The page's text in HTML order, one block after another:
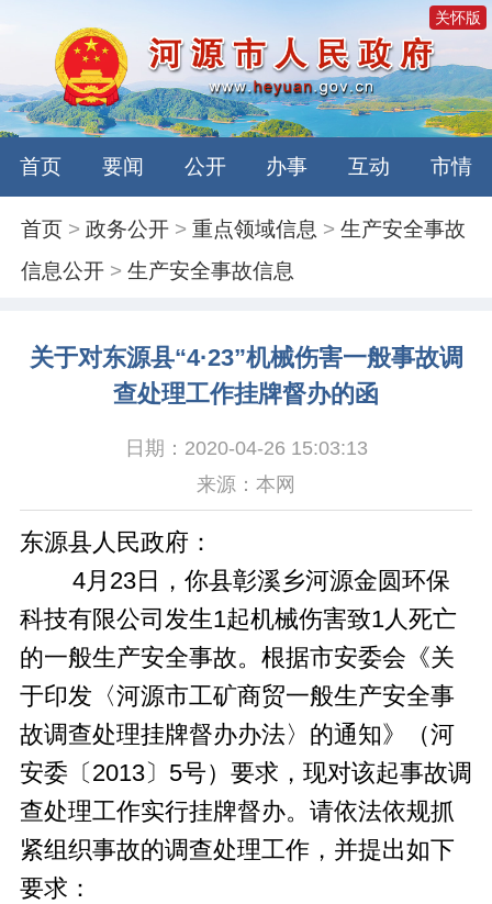
关怀版
首页 要闻 公开 办事 互动 市情
首页 >政务公开 >重点领域信息 >生产安全事故
信息公开 >生产安全事故信息
关于对东源县“4·23”机械伤害一般事故调
查处理工作挂牌督办的函
日期：2020-04-26 15:03:13
来源：本网
东源县人民政府：
4月23日，你县彰溪乡河源金圆环保
科技有限公司发生1起机械伤害致1人死亡
的一般生产安全事故。根据市安委会《关
于印发〈河源市工矿商贸一般生产安全事
故调查处理挂牌督办办法〉的通知》（河
安委〔2013〕5号）要求，现对该起事故调
查处理工作实行挂牌督办。请依法依规抓
紧组织事故的调查处理工作，并提出如下
要求：